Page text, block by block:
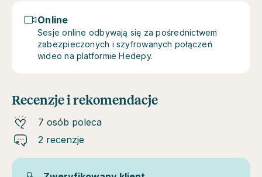
Online
Sesje online odbywają się za pośrednictwem
zabezpieczonych i szyfrowanych połączeń
wideo na platformie Hedepy.
Recenzje i rekomendacje
7 osób poleca
2 recenzje